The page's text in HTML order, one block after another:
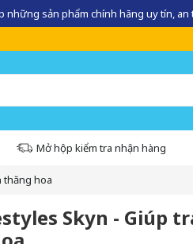
những sản phẩm chính hãng uy tín,
Mở hộp kiểm tra nhận hàng
thăng hoa
Skyn - Giúp